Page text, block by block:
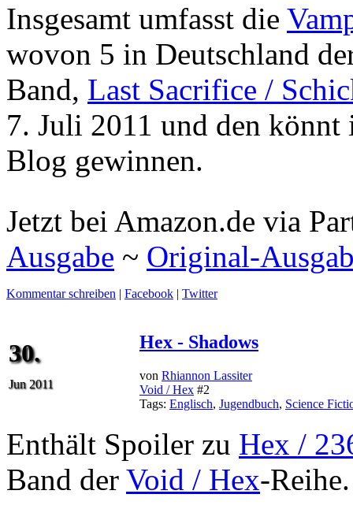
Insgesamt umfasst die
wovon 5 in Deutschland
Band, Last Sacrifice /
7. Juli 2011 und den
Blog gewinnen.
Jetzt bei Amazon.de via
Ausgabe ~ Original-
Kommentar schreiben | Facebook | Twitter
30.
Jun 2011
Hex - Shadows
von Rhiannon Lassiter
Void / Hex #2
Tags: Englisch, Jugendbuch, Science
Enthält Spoiler zu Hex /
Band der Void / Hex-Reihe.